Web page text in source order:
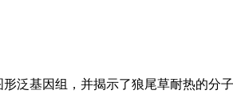
泛基因组，并揭示了狼尾草耐热的分子